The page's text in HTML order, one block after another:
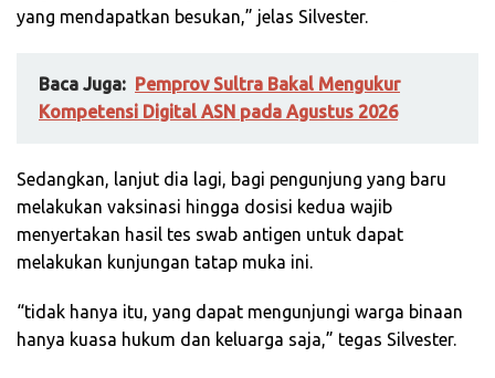
yang mendapatkan besukan,” jelas Silvester.
Baca Juga: Pemprov Sultra Bakal Mengukur
Kompetensi Digital ASN pada Agustus 2026
Sedangkan, lanjut dia lagi, bagi pengunjung yang baru
melakukan vaksinasi hingga dosisi kedua wajib
menyertakan hasil tes swab antigen untuk dapat
melakukan kunjungan tatap muka ini.
“tidak hanya itu, yang dapat mengunjungi warga binaan
hanya kuasa hukum dan keluarga saja,” tegas Silvester.